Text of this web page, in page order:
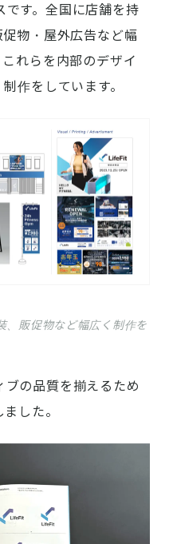
す。全国に店舗を持
物・屋外広告など幅
れらを内部のデザイ
作をしています。
、販促物など幅広く制作を
の品質を揃えるため
した。